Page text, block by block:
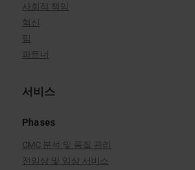
사회적 책임
혁신
팀
파트너
서비스
Phases
CMC 분석 및 품질 관리
전임상 및 임상 서비스